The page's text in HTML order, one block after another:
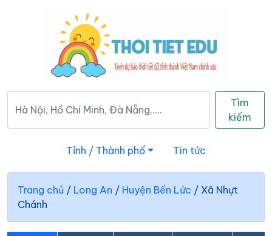
Tìm
kiếm
Tỉnh / Thành phố Tin tức
Trang chủ / Long An / Huyện Bến Lức / Xã Nhựt
Chánh